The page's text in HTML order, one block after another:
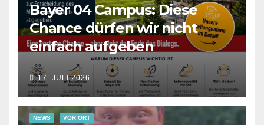
Bayer 04 Campus: Diese
Chance dürfen wir nicht
einfach aufgeben
17. JULI 2026
NEWS VOR ORT